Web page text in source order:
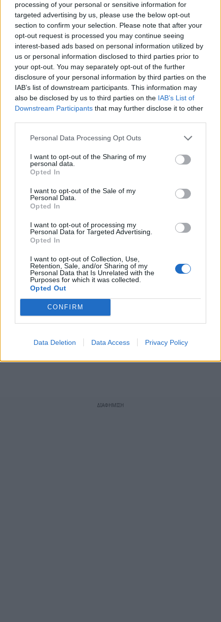
processing of your personal or sensitive information for
targeted advertising by us, please use the below opt-out
section to confirm your selection. Please note that after your
opt-out request is processed you may continue seeing
interest-based ads based on personal information utilized by
us or personal information disclosed to third parties prior to
your opt-out. You may separately opt-out of the further
disclosure of your personal information by third parties on the
IAB’s list of downstream participants. This information may
also be disclosed by us to third parties on the IAB’s List of
Downstream Participants that may further disclose it to other
Personal Data Processing Opt Outs
I want to opt-out of the Sharing of my
personal data.
Opted In
I want to opt-out of the Sale of my
Personal Data.
Opted In
I want to opt-out of processing my
Personal Data for Targeted Advertising.
Opted In
I want to opt-out of Collection, Use,
Retention, Sale, and/or Sharing of my
Personal Data that Is Unrelated with the
Purposes for which it was collected.
Opted Out
CONFIRM
Data Deletion Data Access Privacy Policy